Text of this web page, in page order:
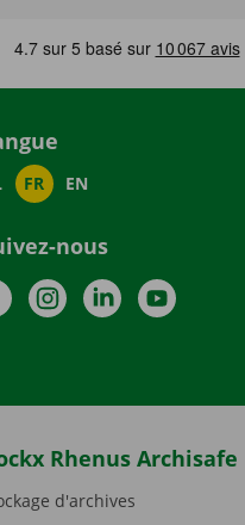
FR EN
nous
FacebookInstagramLinkedInYouTube
Rhenus Archisafe
d'archives